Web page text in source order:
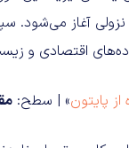
آغاز می‌شود.
پایتون» | سطح: